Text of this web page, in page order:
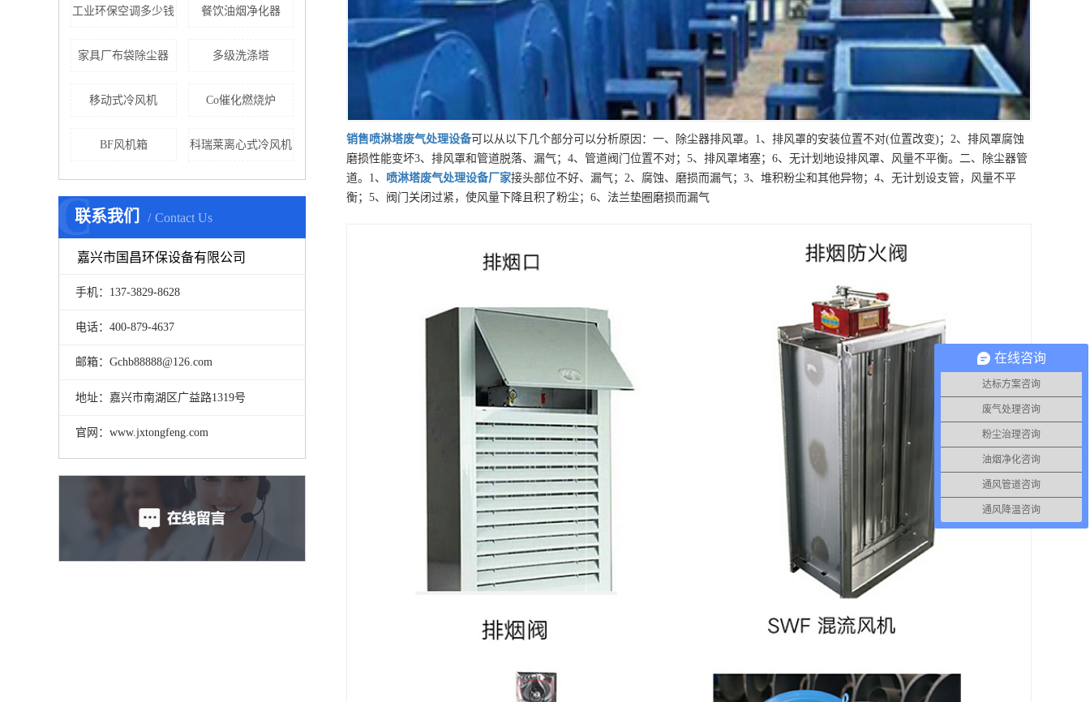
工业环保空调多少钱 餐饮油烟净化器
家具厂布袋除尘器 多级洗涤塔
移动式冷风机 Co催化燃烧炉
BF风机箱 科瑞莱离心式冷风机
联系我们 Contact Us
C
嘉兴市国昌环保设备有限公司
手机：137-3829-8628
电话：400-879-4637
邮箱：Gchb88888@126.com
地址：嘉兴市南湖区广益路1319号
官网：www.jxtongfeng.com
销售喷淋塔废气处理设备可以从以下几个部分可以分析原因：一、除尘器排风罩。1、排风罩的安装位置不对(位置改变)；2、排风罩腐蚀
磨损性能变坏3、排风罩和管道脱落、漏气；4、管道阀门位置不对；5、排风罩堵塞；6、无计划地设排风罩、风量不平衡。二、除尘器管
道。1、 喷淋塔废气处理设备厂家接头部位不好、漏气；2、腐蚀、磨损而漏气；3、堆积粉尘和其他异物；4、无计划设支管，风量不平
衡；5、阀门关闭过紧，使风量下降且积了粉尘；6、法兰垫圈磨损而漏气
在线咨询
达标方案咨询
废气处理咨询
粉尘治理咨询
油烟净化咨询
通风管道咨询
通风降温咨询